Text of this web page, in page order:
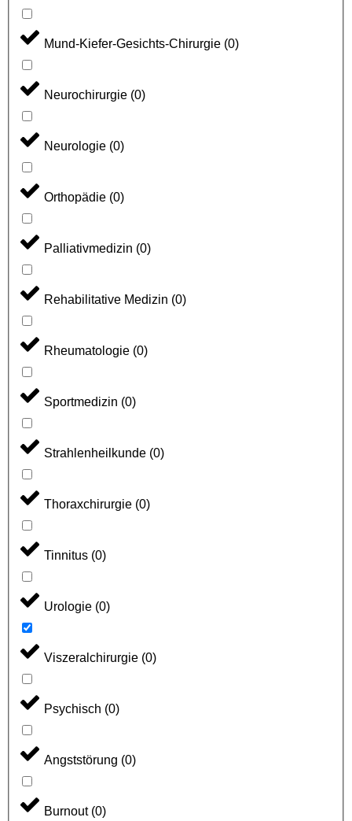
Mund-Kiefer-Gesichts-Chirurgie (0)
Neurochirurgie (0)
Neurologie (0)
Orthopädie (0)
Palliativmedizin (0)
Rehabilitative Medizin (0)
Rheumatologie (0)
Sportmedizin (0)
Strahlenheilkunde (0)
Thoraxchirurgie (0)
Tinnitus (0)
Urologie (0)
Viszeralchirurgie (0)
Psychisch (0)
Angststörung (0)
Burnout (0)